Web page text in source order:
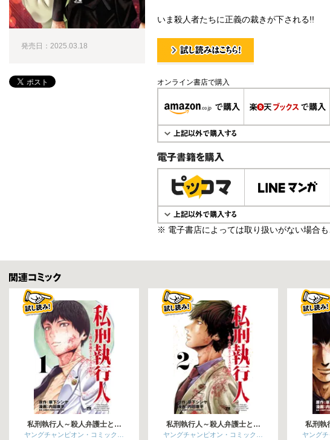
いま殺人者たちに正義の裁きが下される!!
オンライン書店で購入
電子書籍で購入
※ 電子書店によっては取り扱いがない場合
発売日：2025.03.18
関連コミックス
私刑執行人～殺人弁護士と…
ヤングチャンピオン・コミック…
私刑執行人～殺人弁護士と…
ヤングチャンピオン・コミック…
私刑執
ヤング